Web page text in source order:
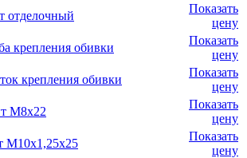
отделочный
Показать
цену
крепления обивки
Показать
цену
крепления обивки
Показать
цену
М8х22
Показать
цену
М10х1,25х25
Показать
цену